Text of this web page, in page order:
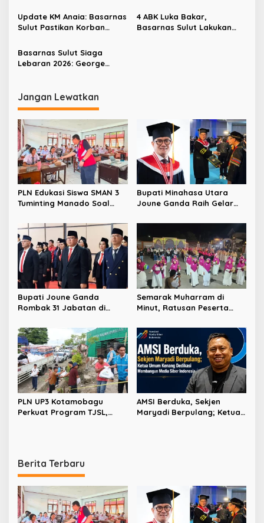
o
Meninggal
Update KM Anaia: Basarnas
Sulut Pastikan Korban
Orang
4 ABK Luka Bakar,
Basarnas Sulut Lakukan
Basarnas Sulut Siaga
Lebaran 2026: George
Jangan Lewatkan
PLN Edukasi Siswa SMAN 3
Tuminting Manado Soal
Bupati Minahasa Utara
Joune Ganda Raih Gelar
Komitmen Tingkatkan
Kualitas Kepemimpinan
Bupati Joune Ganda
Rombak 31 Jabatan di
Watupongoh Pimpin
Diskominfosan
Semarak Muharram di
Minut, Ratusan Peserta
Pererat Silaturahmi Umat
PLN UP3 Kotamobagu
Perkuat Program TJSL,
AMSI Berduka, Sekjen
Maryadi Berpulang; Ketua
Berita Terbaru